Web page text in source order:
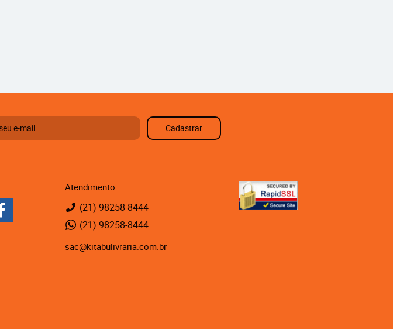
Cadastrar
Atendimento
(21) 98258-8444
(21) 98258-8444
sac@kitabulivraria.com.br